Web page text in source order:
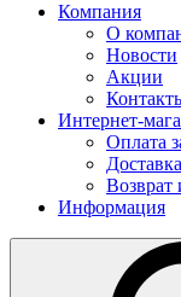
Компания
О
Новости
Акции
Интернет-
Оплата
Возврат
Информация